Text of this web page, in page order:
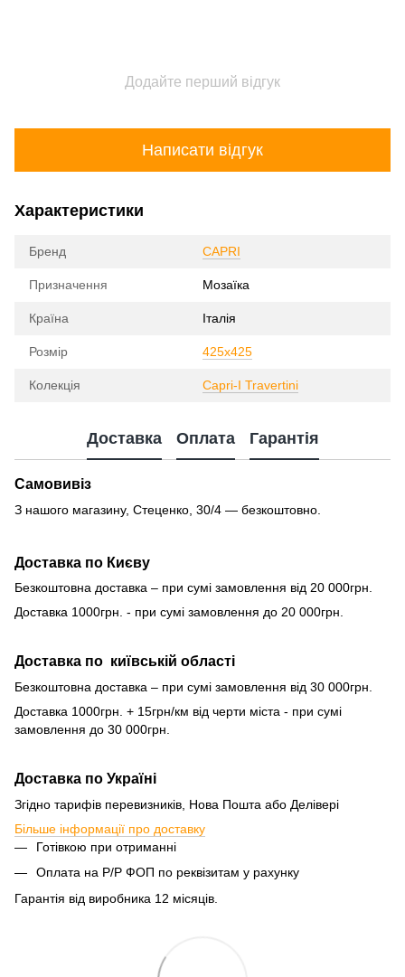
Додайте перший відгук
Написати відгук
Характеристики
Бренд CAPRI
Призначення Мозаїка
Країна Італія
Розмір 425x425
Колекція Capri-I Travertini
Доставка Оплата Гарантія
Самовивіз
З нашого магазину, Стеценко, 30/4 — безкоштовно.
Доставка по Києву
Безкоштовна доставка – при сумі замовлення від 20 000грн.
Доставка 1000грн. - при сумі замовлення до 20 000грн.
Доставка по київській області
Безкоштовна доставка – при сумі замовлення від 30 000грн.
Доставка 1000грн. + 15грн/км від черти міста - при сумі
замовлення до 30 000грн.
Доставка по Україні
Згідно тарифів перевизників, Нова Пошта або Делівері
Більше інформації про доставку
Готівкою при отриманні
Оплата на Р/Р ФОП по реквізитам у рахунку
Гарантія від виробника 12 місяців.